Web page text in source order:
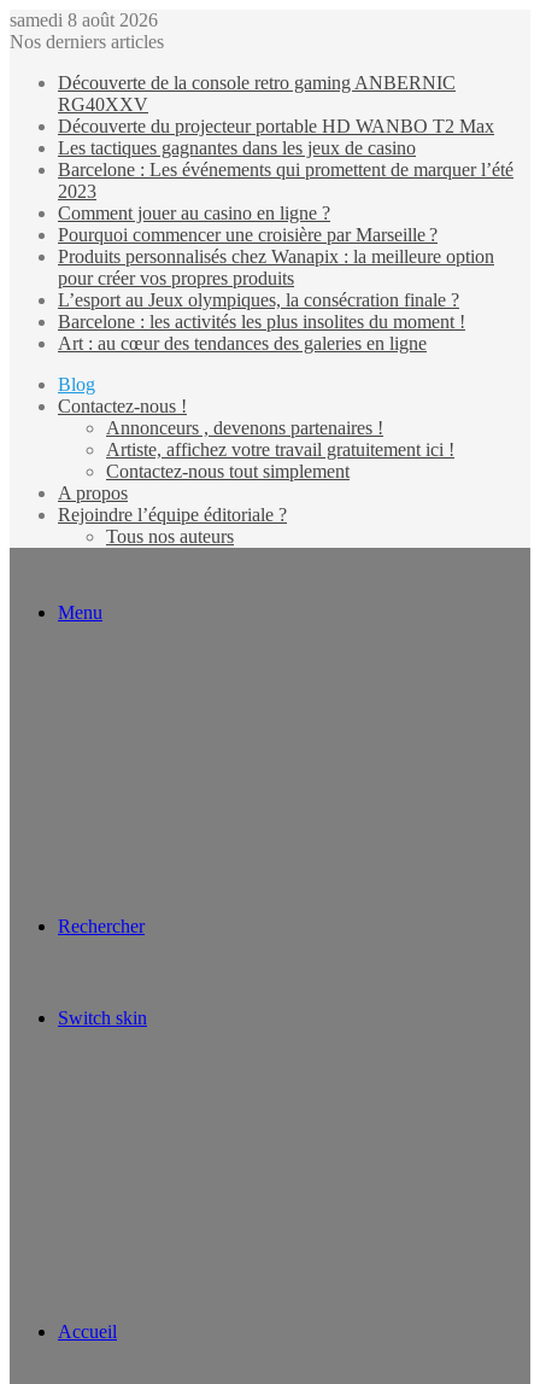
samedi 8 août 2026
Nos derniers articles
Découverte de la console retro gaming ANBERNIC
RG40XXV
Découverte du projecteur portable HD WANBO T2 Max
Les tactiques gagnantes dans les jeux de casino
Barcelone : Les événements qui promettent de marquer l’été
2023
Comment jouer au casino en ligne ?
Pourquoi commencer une croisière par Marseille ?
Produits personnalisés chez Wanapix : la meilleure option
pour créer vos propres produits
L’esport au Jeux olympiques, la consécration finale ?
Barcelone : les activités les plus insolites du moment !
Art : au cœur des tendances des galeries en ligne
Blog
Contactez-nous !
Annonceurs , devenons partenaires !
Artiste, affichez votre travail gratuitement ici !
Contactez-nous tout simplement
A propos
Rejoindre l’équipe éditoriale ?
Tous nos auteurs
Menu
Rechercher
Switch skin
Accueil